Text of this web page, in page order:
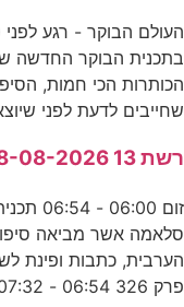
בתכנית הבוקר החדשה
הכותרות הכי חמות,
שחייבים לדעת לפני
רשת 13 08-08-2026
זום
סלאמה אשר מביאה
הערבית, כתבות ופינת
פרק 326 06:54 - 07:32 מגזין בריאות חדש